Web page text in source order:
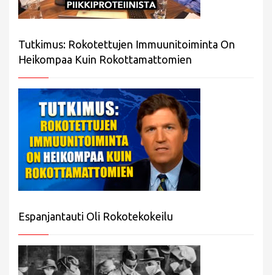
Tutkimus: Rokotettujen Immuunitoiminta On
Heikompaa Kuin Rokottamattomien
Espanjantauti Oli Rokotekokeilu